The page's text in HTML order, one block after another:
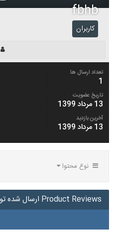
fbhb
کاربران
تعداد ارسال ها
1
تاریخ عضویت
13 مرداد 1399
آخرین بازدید
13 مرداد 1399
نوع محتوا
Product Reviews ارسال شده توسط fbhb